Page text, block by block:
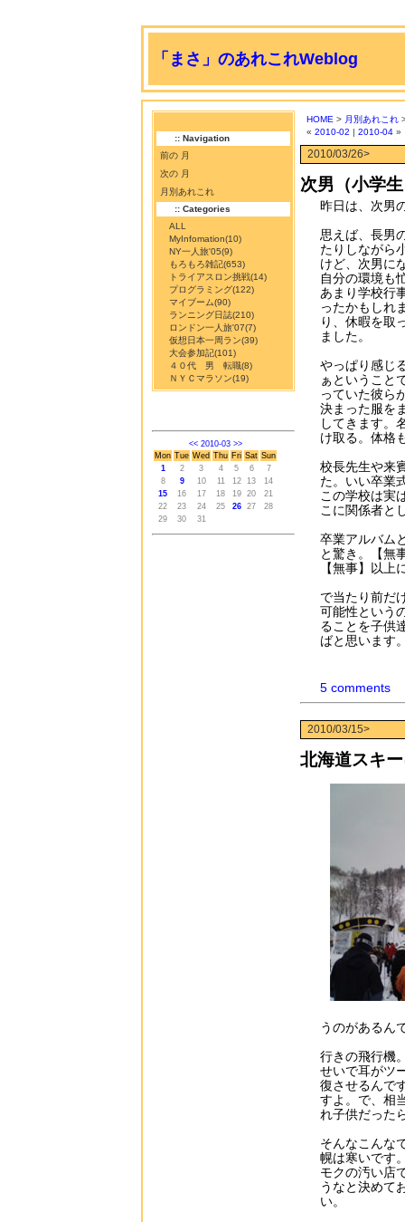
「まさ」のあれこれWeblog
:: Navigation
前の 月
次の 月
月別あれこれ
:: Categories
ALL
MyInfomation(10)
NY一人旅'05(9)
もろもろ雑記(653)
トライアスロン挑戦(14)
プログラミング(122)
マイブーム(90)
ランニング日誌(210)
ロンドン一人旅'07(7)
仮想日本一周ラン(39)
大会参加記(101)
４０代 男 転職(8)
ＮＹＣマラソン(19)
<< 2010-03 >>
Mon Tue Wed Thu Fri Sat Sun
1
2 3 4 5 6
7
8
9 10 11 12 13
14
15
16 17 18 19 20
21
22
23 24 25 26 27
28
29
30 31
HOME > 月別あれこれ
« 2010-02 | 2010-04 »
2010/03/26>
次男（小学
昨日は、次男
思えば、長男
たりしながら
けど、次男に
自分の環境も
あまり学校行
ったかもしれ
り、休暇を取
ました。
やっぱり感じ
ぁということ
っていた彼ら
決まった服を
してきます。
け取る。体格
校長先生や来
た。いい卒業
この学校は実
こに関係者と
卒業アルバム
と驚き。【無
【無事】以上
で当たり前だ
可能性という
ることを子供
ばと思います
5 comments
2010/03/15>
北海道スキ
うのがあるん
行きの飛行機
せいで耳がツ
復させるんで
すよ。で、相
れ子供だった
そんなこんな
幌は寒いです
モクの汚い店
うなと決めて
い。